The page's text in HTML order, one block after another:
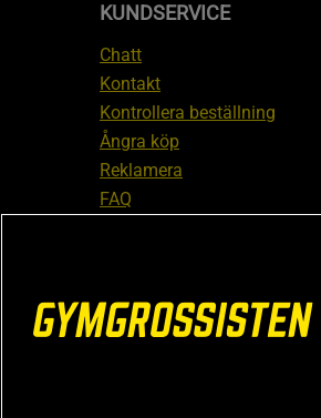
KUNDSERVICE
Chatt
Kontakt
Kontrollera beställning
Ångra köp
Reklamera
FAQ